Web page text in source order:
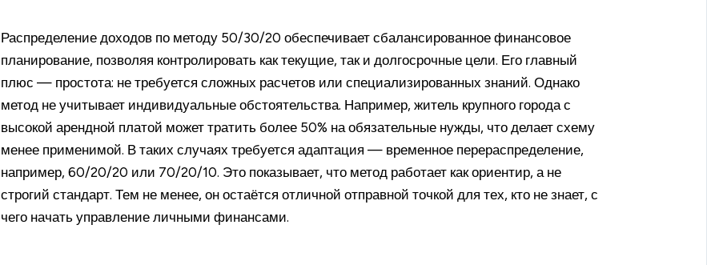
Распределение доходов по методу 50/30/20 обеспечивает сбалансированное финансовое
планирование, позволяя контролировать как текущие, так и долгосрочные цели. Его главный
плюс — простота: не требуется сложных расчетов или специализированных знаний. Однако
метод не учитывает индивидуальные обстоятельства. Например, житель крупного города с
высокой арендной платой может тратить более 50% на обязательные нужды, что делает схему
менее применимой. В таких случаях требуется адаптация — временное перераспределение,
например, 60/20/20 или 70/20/10. Это показывает, что метод работает как ориентир, а не
строгий стандарт. Тем не менее, он остаётся отличной отправной точкой для тех, кто не знает, с
чего начать управление личными финансами.